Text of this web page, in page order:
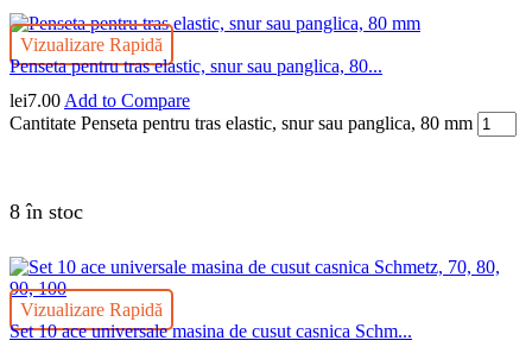
Vizualizare Rapidă
Penseta pentru tras elastic, snur sau panglica, 80...
lei7.00Add to Compare
Cantitate Penseta pentru tras elastic, snur sau panglica, 80 mm
8 în stoc
Vizualizare Rapidă
Set 10 ace universale masina de cusut casnica Schm...